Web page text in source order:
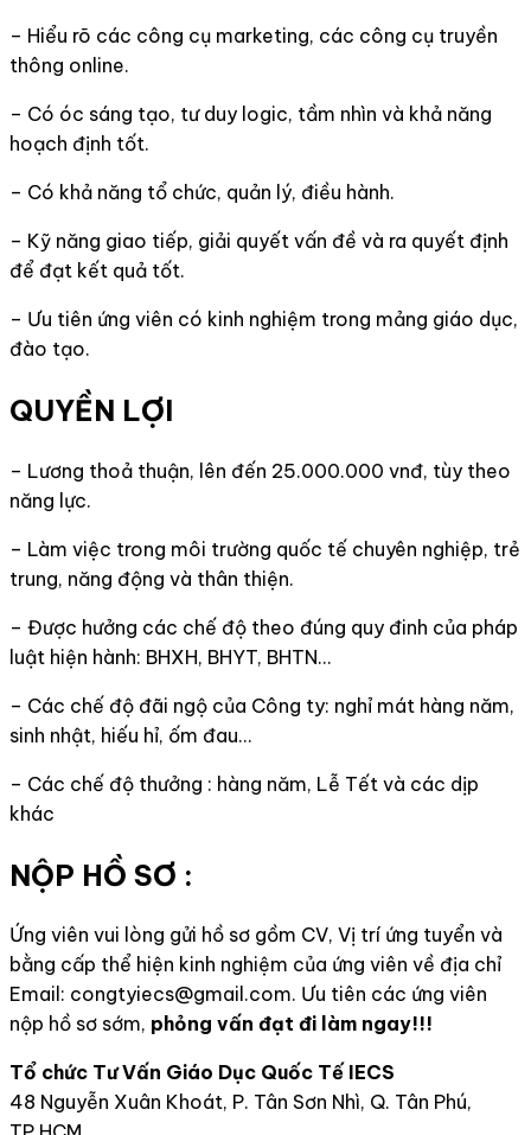
– Hiểu rõ các công cụ marketing, các công cụ truyền
thông online.
– Có óc sáng tạo, tư duy logic, tầm nhìn và khả năng
hoạch định tốt.
– Có khả năng tổ chức, quản lý, điều hành.
– Kỹ năng giao tiếp, giải quyết vấn đề và ra quyết định
để đạt kết quả tốt.
– Ưu tiên ứng viên có kinh nghiệm trong mảng giáo dục,
đào tạo.
QUYỀN LỢI
– Lương thoả thuận, lên đến 25.000.000 vnđ, tùy theo
năng lực.
– Làm việc trong môi trường quốc tế chuyên nghiệp, trẻ
trung, năng động và thân thiện.
– Được hưởng các chế độ theo đúng quy đinh của pháp
luật hiện hành: BHXH, BHYT, BHTN…
– Các chế độ đãi ngộ của Công ty: nghỉ mát hàng năm,
sinh nhật, hiếu hỉ, ốm đau…
– Các chế độ thưởng : hàng năm, Lễ Tết và các dịp
khác
NỘP HỒ SƠ :
Ứng viên vui lòng gửi hồ sơ gồm CV, Vị trí ứng tuyển và
bằng cấp thể hiện kinh nghiệm của ứng viên về địa chỉ
Email: congtyiecs@gmail.com. Ưu tiên các ứng viên
nộp hồ sơ sớm, phỏng vấn đạt đi làm ngay!!!
Tổ chức Tư Vấn Giáo Dục Quốc Tế IECS
48 Nguyễn Xuân Khoát, P. Tân Sơn Nhì, Q. Tân Phú,